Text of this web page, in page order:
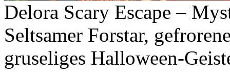
Delora Scary Escape –
Seltsamer Forstar,
gruseliges Halloween-